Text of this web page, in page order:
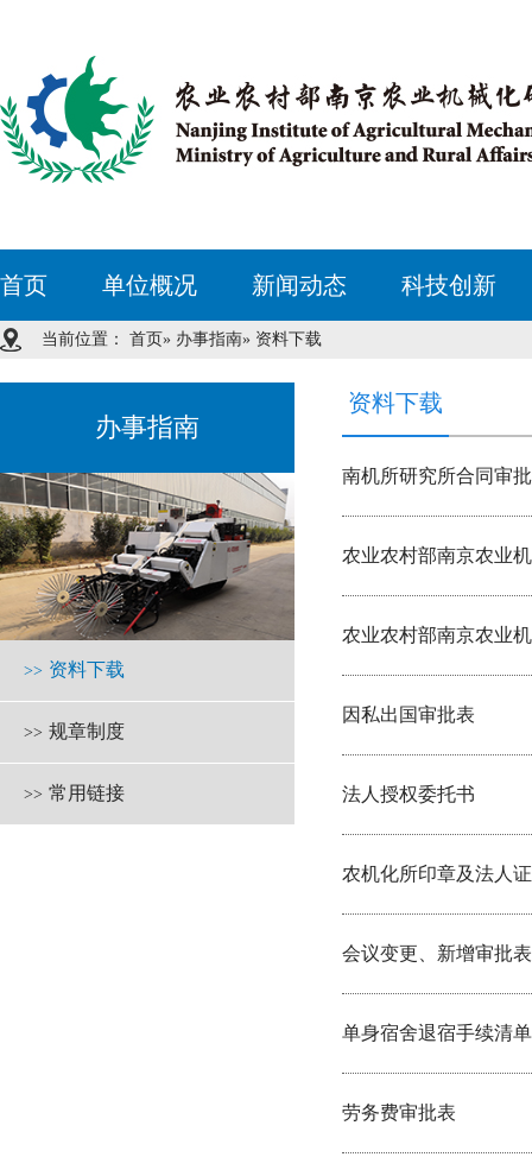
首页 单位概况 新闻动态 科技创新
当前位置： 首页» 办事指南» 资料下载
办事指南
>> 资料下载
>> 规章制度
>> 常用链接
资料下载
南机所研究所合同审
农业农村部南京农业
农业农村部南京农业
因私出国审批表
法人授权委托书
农机化所印章及法人
会议变更、新增审批表
单身宿舍退宿手续清单
劳务费审批表